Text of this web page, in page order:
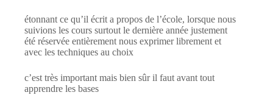
étonnant ce qu’il écrit a propos de l’école, lorsque nous
suivions les cours surtout le dernière année justement
été réservée entièrement nous exprimer librement et
avec les techniques au choix
c’est très important mais bien sûr il faut avant tout
apprendre les bases